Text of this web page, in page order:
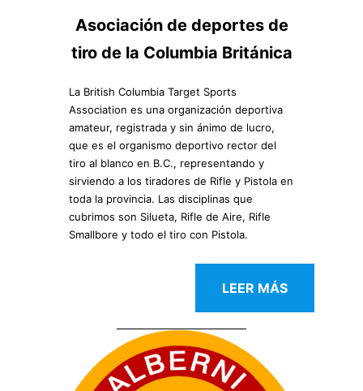
Asociación de deportes de
tiro de la Columbia Británica
La British Columbia Target Sports
Association es una organización deportiva
amateur, registrada y sin ánimo de lucro,
que es el organismo deportivo rector del
tiro al blanco en B.C., representando y
sirviendo a los tiradores de Rifle y Pistola en
toda la provincia. Las disciplinas que
cubrimos son Silueta, Rifle de Aire, Rifle
Smallbore y todo el tiro con Pistola.
LEER MÁS